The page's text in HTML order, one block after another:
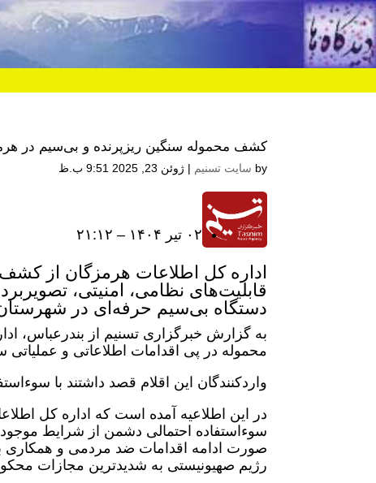
کشف محموله سنگین ریزپرنده و بی‌سیم در
by سایت تسنیم |ژوئن 23, 2025 9:51 ب.ظ
۰۲ تير ۱۴۰۴ – ۲۱:۱۲
دستگاه بی‌سیم حرفه‌ای در
به گزارش خبرگزاری تسنیم از بندرعباس،
محموله در پی اقدامات اطلاعاتی و
واردکنندگان این اقلام قصد داشتند با
در این اطلاعیه آمده است که اداره کل
سوءاستفاده احتمالی دشمن از شرایط
صورت ادامه اقدامات ضد مردمی و همکاری
رژیم صهیونیستی به شدیدترین مجازات